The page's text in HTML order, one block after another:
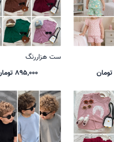
ست هزاررنگ
895,000 تومان